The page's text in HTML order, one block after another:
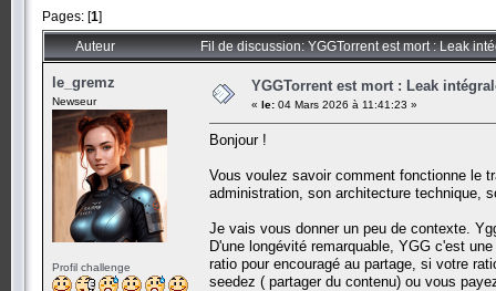
Pages: [1]
Auteur Fil de discussion: YGGTorrent est mort : Leak
le_gremz
Newseur
Profil challenge
YGGTorrent est mort : Leak
« le: 04 Mars 2026 à 11:41:23 »
Bonjour !
Vous voulez savoir comment fonctionne le
administration, son architecture technique,
Je vais vous donner un peu de contexte.
D'une longévité remarquable, YGG c'est
ratio pour encouragé au partage, si votre
seedez ( partager du contenu) ou vous